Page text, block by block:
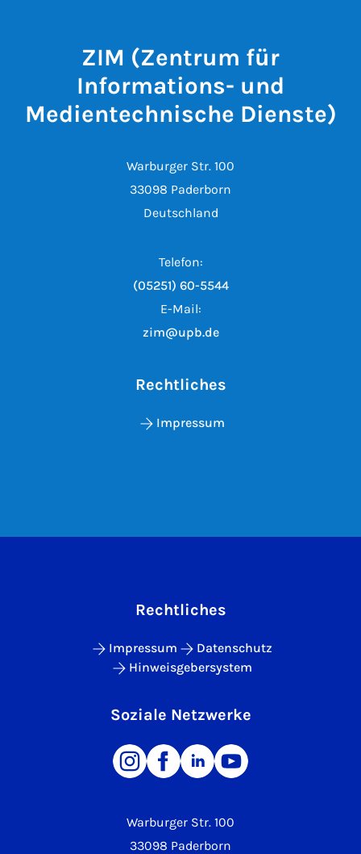
ZIM (Zentrum für
Informations- und
Medientechnische Dienste)
Warburger Str. 100
33098 Paderborn
Deutschland
Telefon:
(05251) 60-5544
E-Mail:
zim@upb.de
Rechtliches
Impressum
Warburger Str. 100
33098 Paderborn
Rechtliches
Impressum
Datenschutz
Hinweisgebersystem
Soziale Netzwerke